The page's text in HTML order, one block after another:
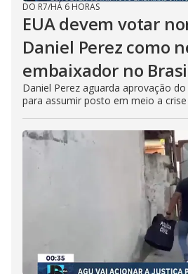
DO R7/HÁ 6 HORAS
EUA devem votar
Daniel Perez como
embaixador no
Daniel Perez aguarda aprovação
para assumir posto em meio a